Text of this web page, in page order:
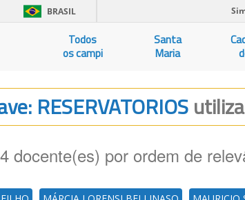
BRASIL
Todos
os campi
Santa
Maria
RESERVATORIOS
docente(es) por ordem de